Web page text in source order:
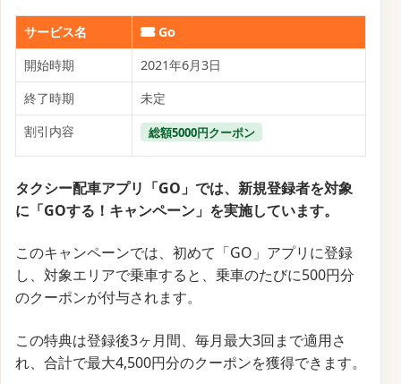
サービス名
Go
開始時期
2021年6月3日
終了時期
未定
割引内容
総額5000円クーポン
タクシー配車アプリ「GO」では、新規登録者を対象
に「GOする！キャンペーン」を実施しています。
このキャンペーンでは、初めて「GO」アプリに登録
し、対象エリアで乗車すると、乗車のたびに500円分
のクーポンが付与されます。
この特典は登録後3ヶ月間、毎月最大3回まで適用さ
れ、合計で最大4,500円分のクーポンを獲得できます。